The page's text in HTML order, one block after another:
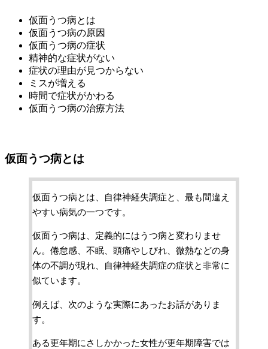
仮面うつ病とは
仮面うつ病の原因
仮面うつ病の症状
精神的な症状がない
症状の理由が見つからない
ミスが増える
時間で症状がかわる
仮面うつ病の治療方法
仮面うつ病とは
仮面うつ病とは、自律神経失調症と、最も間違え
やすい病気の一つです。
仮面うつ病は、定義的にはうつ病と変わりませ
ん。倦怠感、不眠、頭痛やしびれ、微熱などの身
体の不調が現れ、自律神経失調症の症状と非常に
似ています。
例えば、次のような実際にあったお話がありま
す。
ある更年期にさしかかった女性が更年期障害では